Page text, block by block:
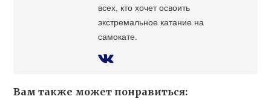
всех, кто хочет освоить
экстремальное катание на
самокате.
Вам также может понравиться: